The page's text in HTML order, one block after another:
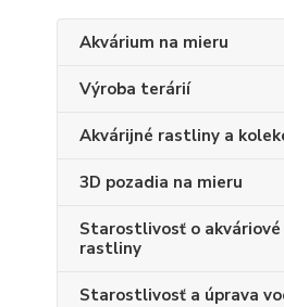
Akvárium na mieru
Výroba terárií
Akvárijné rastliny a
3D pozadia na mieru
Starostlivosť o akváriové
rastliny
Starostlivosť a úprava